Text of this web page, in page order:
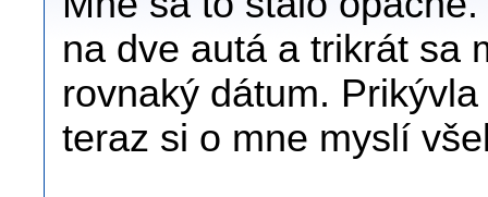
na dve autá a trikrát sa
rovnaký dátum.
teraz si o mne myslí